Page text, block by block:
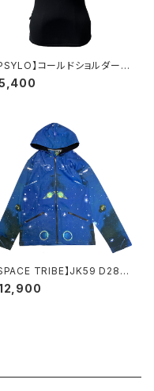
PSYLO】コールドショルダーカ
ソー
SPACE TRIBE】JK59 D28B:
ZIP JACKET-SPA